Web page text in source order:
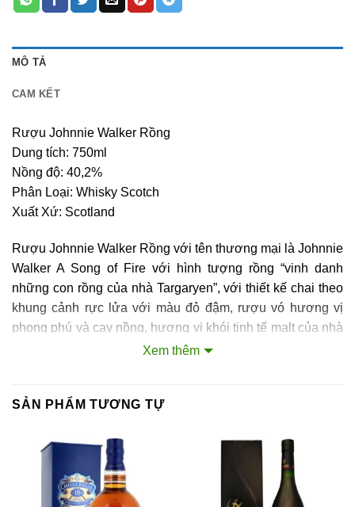
MÔ TẢ
CAM KẾT
Rượu Johnnie Walker Rồng
Dung tích: 750ml
Nồng độ: 40,2%
Phân Loại: Whisky Scotch
Xuất Xứ: Scotland
Rượu Johnnie Walker Rồng với tên thương mại là Johnnie
Walker A Song of Fire với hình tượng rồng “vinh danh
những con rồng của nhà Targaryen”, với thiết kế chai theo
khung cảnh rực lửa với màu đỏ đậm, rượu vó hương vị
phong phú và cay nồng, hương vị khói tinh tế malt của nhà
Caol Ila, rượu đóng chai 40,8%. Chai rượu rượu Johnnie
truyền hình đình đám nhất được chiếu lên HBO.Rượu
tượng con rồng, nhằm vinh danh con rồng Targaryen. Chai
rượu Johnnie Walker Rồng có màu đỏ đậm, tạo cảm giác
mạnh mẽ, sức nóng lan toả cùng hương vị phong phú và
Xem thêm
SẢN PHẨM TƯƠNG TỰ